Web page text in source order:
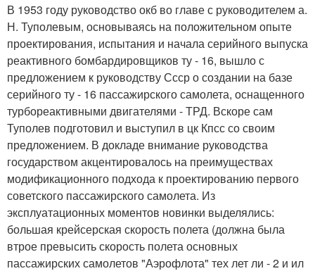
В 1953 году руководство окб во главе с руководителем а.
Н. Туполевым, основываясь на положительном опыте
проектирования, испытания и начала серийного выпуска
реактивного бомбардировщиков ту - 16, вышло с
предложением к руководству Ссср о создании на базе
серийного ту - 16 пассажирского самолета, оснащенного
турбореактивными двигателями - ТРД. Вскоре сам
Туполев подготовил и выступил в цк Кпсс со своим
предложением. В докладе внимание руководства
государством акцентировалось на преимуществах
модификационного подхода к проектированию первого
советского пассажирского самолета. Из
эксплуатационных моментов новинки выделялись:
большая крейсерская скорость полета (должна была
втрое превысить скорость полета основных
пассажирских самолетов "Аэрофлота" тех лет ли - 2 и ил